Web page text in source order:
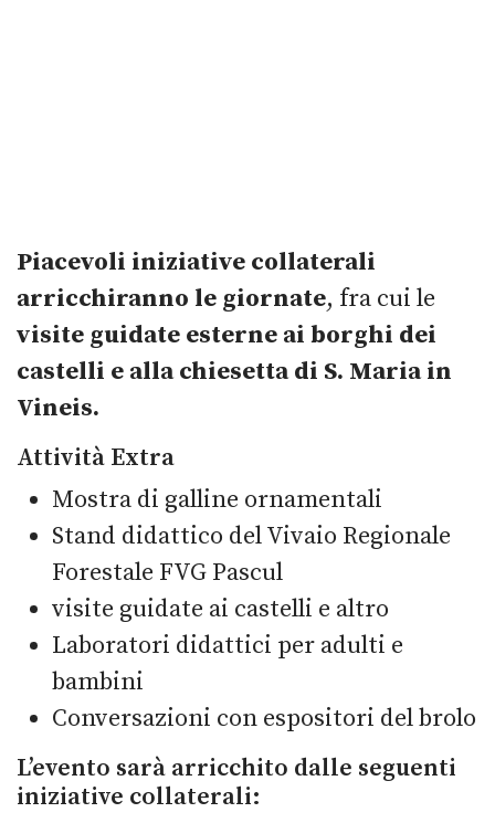
Piacevoli iniziative collaterali
arricchiranno le giornate, fra cui le
visite guidate esterne ai borghi dei
castelli e alla chiesetta di S. Maria in
Vineis.
Attività Extra
Mostra di galline ornamentali
Stand didattico del Vivaio Regionale
Forestale FVG Pascul
visite guidate ai castelli e altro
Laboratori didattici per adulti e
bambini
Conversazioni con espositori del brolo
L’evento sarà arricchito dalle seguenti
iniziative collaterali: